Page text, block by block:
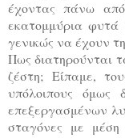
έχοντας πάνω
εκατομμύρια
γενικώς να έχουν
Πως διατηρούνται
ζέστη; Είπαμε,
υπόλοιπους όμως
επεξεργασμένων
σταγόνες με μέση